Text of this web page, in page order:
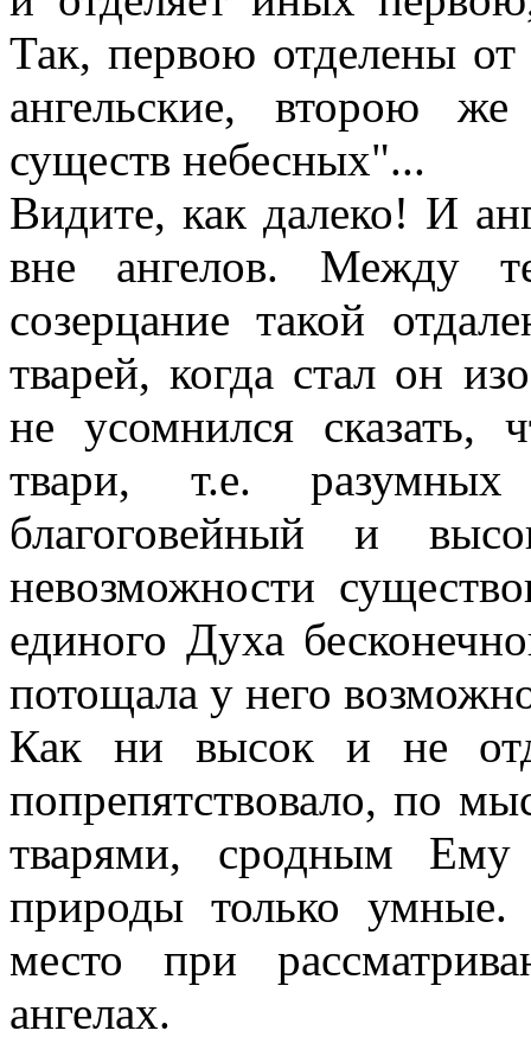
Так, первою отделены от
ангельские, второю
существ небесных"...
Видите, как далеко! И
вне ангелов. Между
созерцание такой
тварей, когда стал он
не усомнился сказать,
твари, т.е.
благоговейный и
невозможности
единого Духа
потощала у него
Как ни высок и не
попрепятствовало, по
тварями, сродным
природы только
место при
ангелах.